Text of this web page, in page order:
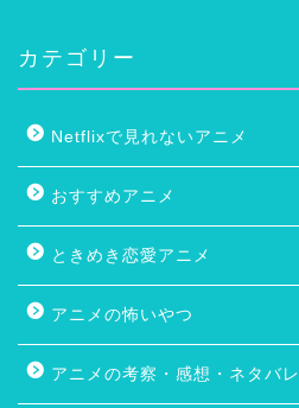
カテゴリー
Netflixで見れないアニメ
おすすめアニメ
ときめき恋愛アニメ
アニメの怖いやつ
アニメの考察・感想・ネタバレ